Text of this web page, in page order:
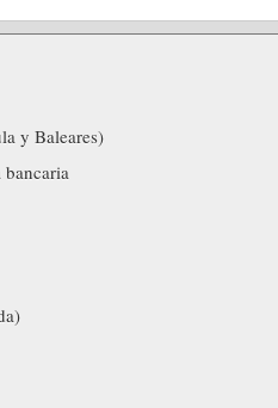
y Baleares)